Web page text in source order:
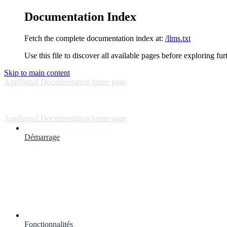
Documentation Index
Fetch the complete documentation index at: /llms.txt
Use this file to discover all available pages before exploring
Skip to main content
AppSignal Documentation home page
AppSignal Documentation home page
Démarrage
Fonctionnalités